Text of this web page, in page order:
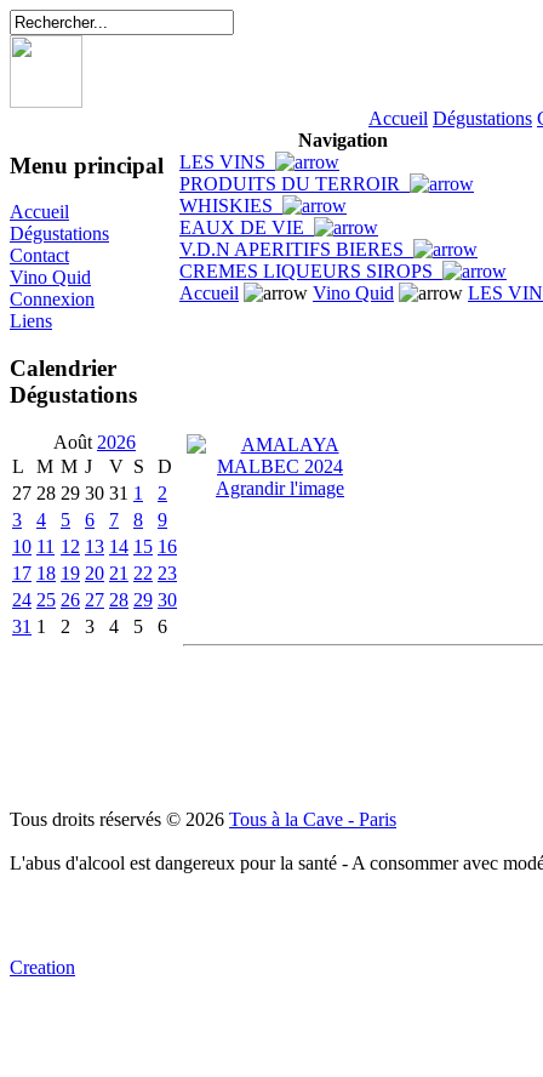
Accueil Dégustations
Menu principal
Accueil
Dégustations
Contact
Vino Quid
Connexion
Liens
Calendrier
Dégustations
Août 2026
L
M M J V S
D
27 28 29 30 31 1
2
3
4 5 6 7 8
9
10 11 12 13 14 15 16
17 18 19 20 21 22 23
24 25 26 27 28 29 30
31 1 2 3 4 5 6
Navigation
LES VINS
PRODUITS DU TERROIR
WHISKIES
EAUX DE VIE
V.D.N APERITIFS BIERES
CREMES LIQUEURS SIROPS
Accueil
Vino Quid LES
Agrandir l'image
Tous droits réservés © 2026 Tous à la Cave - Paris
L'abus d'alcool est dangereux pour la santé - A consommer avec
Creation